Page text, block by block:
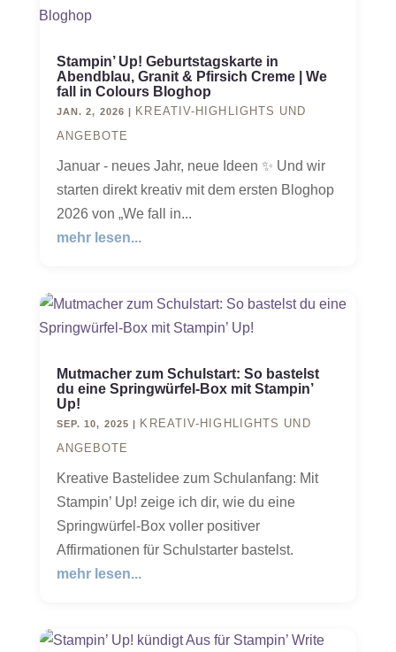
Stampin’ Up! Geburtstagskarte in
Abendblau, Granit & Pfirsich Creme | We
fall in Colours Bloghop
JAN. 2, 2026 | KREATIV-HIGHLIGHTS UND
ANGEBOTE
Januar - neues Jahr, neue Ideen ✨ Und wir
starten direkt kreativ mit dem ersten Bloghop
2026 von „We fall in...
mehr lesen...
Mutmacher zum Schulstart: So bastelst
du eine Springwürfel-Box mit Stampin’
Up!
SEP. 10, 2025 | KREATIV-HIGHLIGHTS UND
ANGEBOTE
Kreative Bastelidee zum Schulanfang: Mit
Stampin’ Up! zeige ich dir, wie du eine
Springwürfel-Box voller positiver
Affirmationen für Schulstarter bastelst.
mehr lesen...